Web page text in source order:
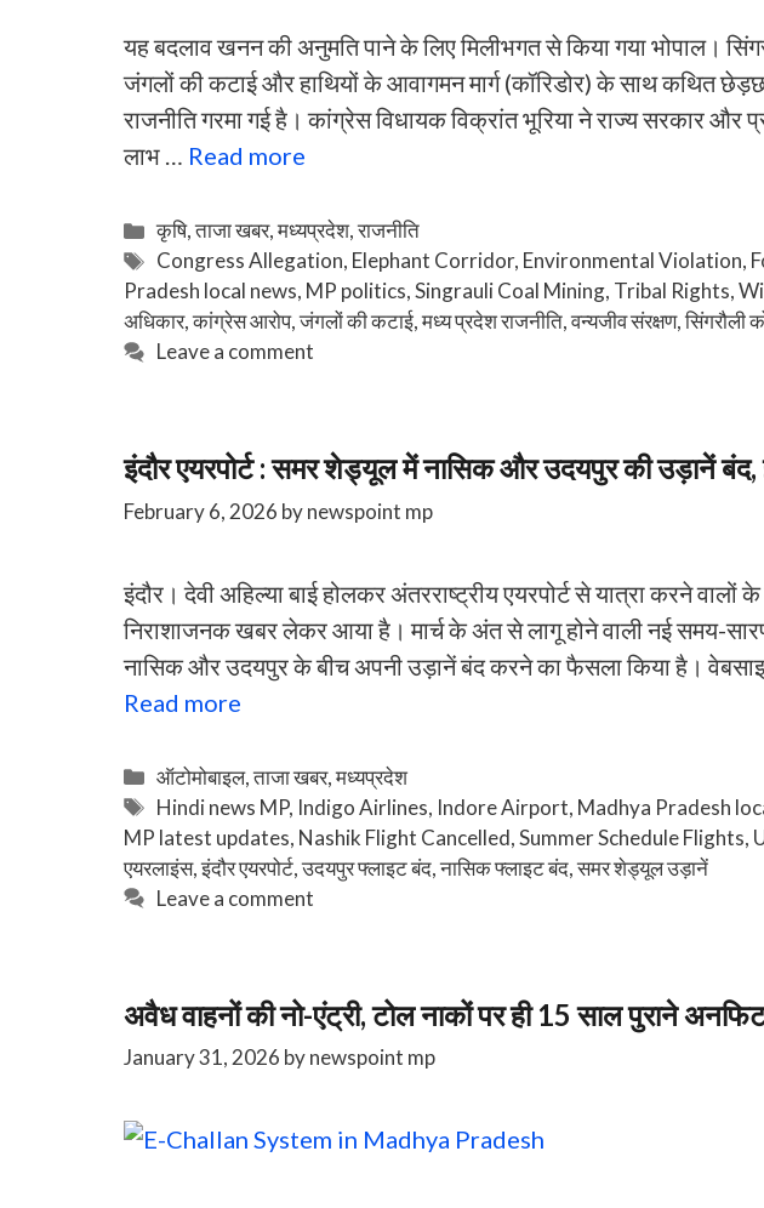
यह बदलाव खनन की अनुमति पाने के लिए मिलीभगत से किया गया भोपाल।
जंगलों की कटाई और हाथियों के आवागमन मार्ग (कॉरिडोर) के साथ कथित
राजनीति गरमा गई है। कांग्रेस विधायक विक्रांत भूरिया ने राज्य सरकार और
लाभ … Read more
Categories
कृषि,ताजा खबर,मध्यप्रदेश,राजनीति
Tags
Congress Allegation, Elephant Corridor, Environmental Violation,
Pradesh local news, MP politics,Singrauli Coal Mining, Tribal Rights,
अधिकार,कांग्रेस आरोप,जंगलों की कटाई,मध्य प्रदेश राजनीति,वन्यजीव संरक्षण,सिंगरौली
Leave a comment
इंदौर एयरपोर्ट : समर शेड्यूल में नासिक और उदयपुर की उड़ानें बंद,
February 6, 2026 bynewspoint mp
​इंदौर। देवी अहिल्या बाई होलकर अंतरराष्ट्रीय एयरपोर्ट से यात्रा करने
निराशाजनक खबर लेकर आया है। मार्च के अंत से लागू होने वाली नई समय-
नासिक और उदयपुर के बीच अपनी उड़ानें बंद करने का फैसला किया है।
Read more
Categories
ऑटोमोबाइल,ताजा खबर,मध्यप्रदेश
Tags
Hindi news MP, Indigo Airlines, Indore Airport, Madhya Pradesh
MP latest updates, Nashik Flight Cancelled,Summer Schedule Flights,
एयरलाइंस,इंदौर एयरपोर्ट,उदयपुर फ्लाइट बंद,नासिक फ्लाइट बंद,समर शेड्यूल उड़ानें
Leave a comment
अवैध वाहनों की नो-एंट्री, टोल नाकों पर ही 15 साल पुराने
January 31, 2026 bynewspoint mp